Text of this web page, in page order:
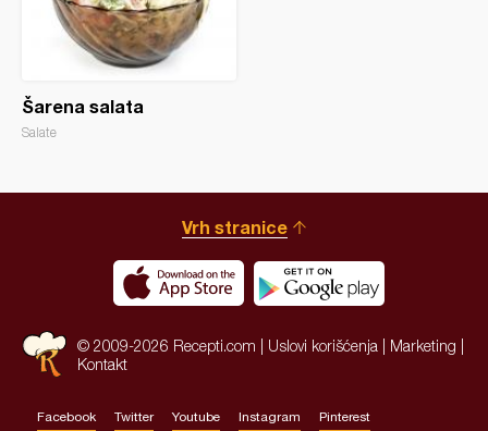
Šarena salata
Salate
Vrh stranice
© 2009-2026 Recepti.com | Uslovi korišćenja Marketing
Kontakt
Facebook Twitter Youtube Instagram Pinterest